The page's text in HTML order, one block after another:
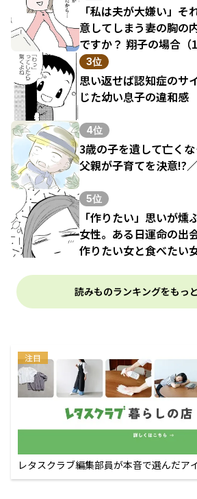
「私は夫が大嫌い」そ
意してしまう妻の胸の
ですか？ 翔子の場合（1
3位
思い返せば認知症のサ
じた幼い息子の違和感
4位
3歳の子を遺して亡く
父親が子育てを決意!?
5位
「作りたい」思いが燻
女性。ある日運命の出
作りたい女と食べたい
読みものランキングをもっ
注目
レタスクラブ編集部員が本音で選んだア